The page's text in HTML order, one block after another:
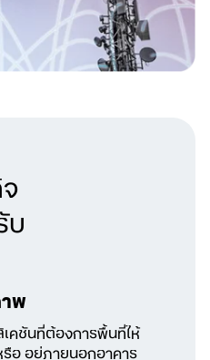
บ
พ
คชันที่ต้องการพื้นที่ให้
อ อยู่ภายนอกอาคาร